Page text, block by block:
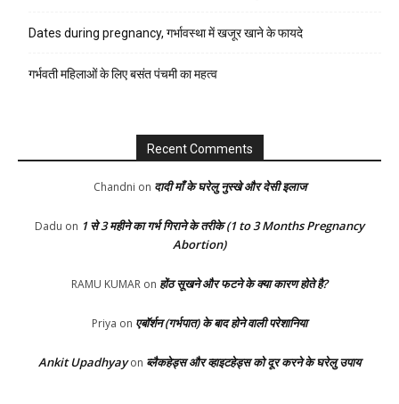
Dates during pregnancy, गर्भावस्था में खजूर खाने के फायदे
गर्भवती महिलाओं के लिए बसंत पंचमी का महत्व
Recent Comments
Chandni on दादी माँ के घरेलु नुस्खे और देसी इलाज
Dadu on 1 से 3 महीने का गर्भ गिराने के तरीके (1 to 3 Months Pregnancy
Abortion)
RAMU KUMAR on होंठ सूखने और फटने के क्या कारण होते है?
Priya on एबॉर्शन (गर्भपात) के बाद होने वाली परेशानिया
Ankit Upadhyayon ब्लैकहेड्स और व्हाइटहेड्स को दूर करने के घरेलु उपाय